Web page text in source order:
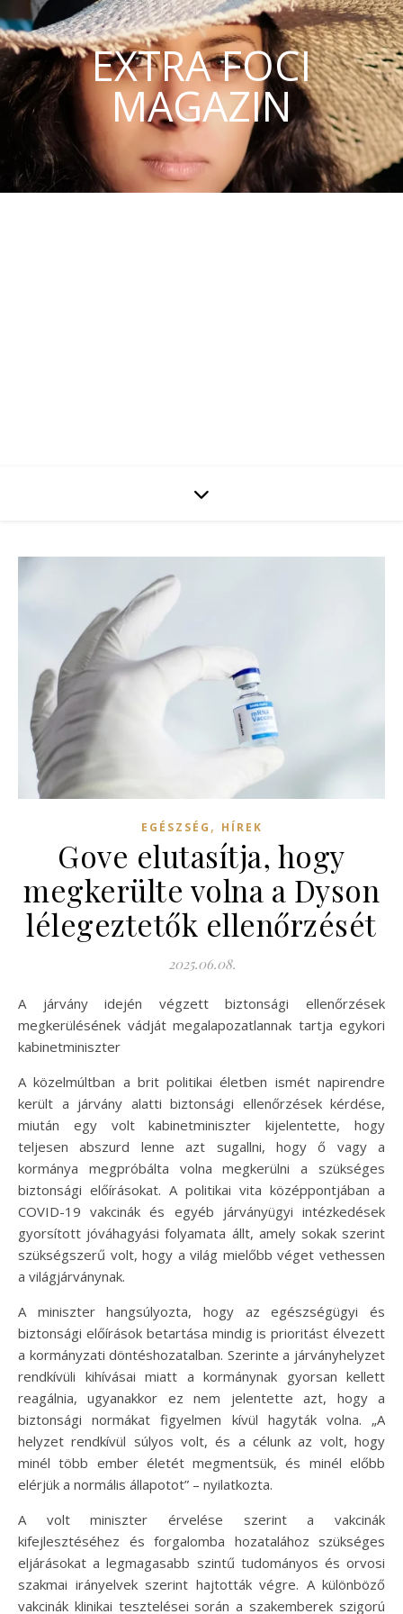
EXTRA FOCI
MAGAZIN
EGÉSZSÉG , HÍREK
Gove elutasítja, hogy
megkerülte volna a Dyson
lélegeztetők ellenőrzését
2025.06.08.
A járvány idején végzett biztonsági ellenőrzések
megkerülésének vádját megalapozatlannak tartja egykori
kabinetminiszter
A közelmúltban a brit politikai életben ismét napirendre
került a járvány alatti biztonsági ellenőrzések kérdése,
miután egy volt kabinetminiszter kijelentette, hogy
teljesen abszurd lenne azt sugallni, hogy ő vagy a
kormánya megpróbálta volna megkerülni a szükséges
biztonsági előírásokat. A politikai vita középpontjában a
COVID-19 vakcinák és egyéb járványügyi intézkedések
gyorsított jóváhagyási folyamata állt, amely sokak szerint
szükségszerű volt, hogy a világ mielőbb véget vethessen
a világjárványnak.
A miniszter hangsúlyozta, hogy az egészségügyi és
biztonsági előírások betartása mindig is prioritást élvezett
a kormányzati döntéshozatalban. Szerinte a járványhelyzet
rendkívüli kihívásai miatt a kormánynak gyorsan kellett
reagálnia, ugyanakkor ez nem jelentette azt, hogy a
biztonsági normákat figyelmen kívül hagyták volna. „A
helyzet rendkívül súlyos volt, és a célunk az volt, hogy
minél több ember életét megmentsük, és minél előbb
elérjük a normális állapotot” – nyilatkozta.
A volt miniszter érvelése szerint a vakcinák
kifejlesztéséhez és forgalomba hozatalához szükséges
eljárásokat a legmagasabb szintű tudományos és orvosi
szakmai irányelvek szerint hajtották végre. A különböző
vakcinák klinikai tesztelései során a szakemberek szigorú